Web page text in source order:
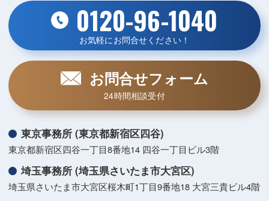
0120-96-1040
お気軽にお問合せください！
お問合せフォーム
24時間相談受付
東京事務所 (東京都新宿区四谷)
東京都新宿区四谷一丁目8番地14 四谷一丁目ビル3階
埼玉事務所 (埼玉県さいたま市大宮区)
埼玉県さいたま市大宮区桜木町1丁目9番地18 大宮三貴ビル4階